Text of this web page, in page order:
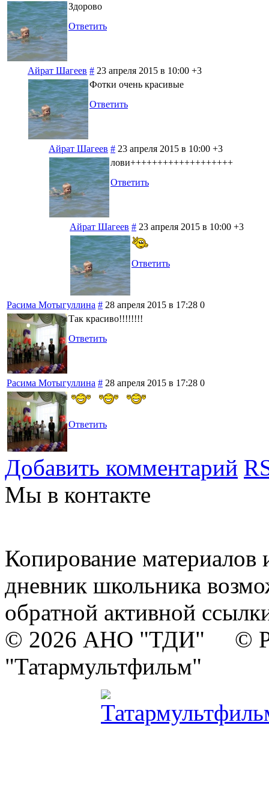
Здорово
Ответить
Айрат Шагеев # 23 апреля 2015 в 10:00 +3
Фотки очень красивые
Ответить
Айрат Шагеев # 23 апреля 2015 в 10:00 +3
лови+++++++++++++++++++
Ответить
Айрат Шагеев # 23 апреля 2015 в 10:00 +3
Ответить
Расима Мотыгуллина # 28 апреля 2015 в 17:28 0
Так красиво!!!!!!!!
Ответить
Расима Мотыгуллина # 28 апреля 2015 в 17:28 0
Ответить
Добавить комментарий
Мы в контакте
Копирование материалов
дневник школьника
обратной активной
© 2026 АНО "ТДИ" ©
"Татармультфильм"